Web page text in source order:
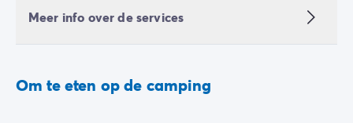
Meer info over de services
Om te eten op de camping